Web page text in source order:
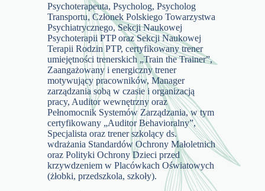
Psychoterapeuta, Psycholog, Psycholog
Transportu, Członek Polskiego Towarzystwa
Psychiatrycznego, Sekcji Naukowej
Psychoterapii PTP oraz Sekcji Naukowej
Terapii Rodzin PTP, certyfikowany trener
umiejętności trenerskich „Train the Trainer”,
Zaangażowany i energiczny trener
motywujący pracowników, Manager
zarządzania sobą w czasie i organizacją
pracy, Auditor wewnętrzny oraz
Pełnomocnik Systemów Zarządzania, w tym
certyfikowany „Auditor Behavioralny”,
Specjalista oraz trener szkolący ds.
wdrażania Standardów Ochrony Małoletnich
oraz Polityki Ochrony Dzieci przed
krzywdzeniem w Placówkach Oświatowych
(żłobki, przedszkola, szkoły).